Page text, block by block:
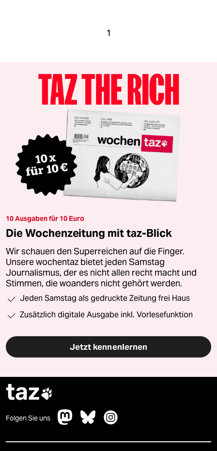
1
10 Ausgaben für 10 Euro
Die Wochenzeitung mit taz-Blick
Wir schauen den Superreichen auf die Finger.
Unsere wochentaz bietet jeden Samstag
Journalismus, der es nicht allen recht macht und
Stimmen, die woanders nicht gehört werden.
Jeden Samstag als gedruckte Zeitung frei Haus
Zusätzlich digitale Ausgabe inkl. Vorlesefunktion
Jetzt kennenlernen
taz
Folgen Sie uns